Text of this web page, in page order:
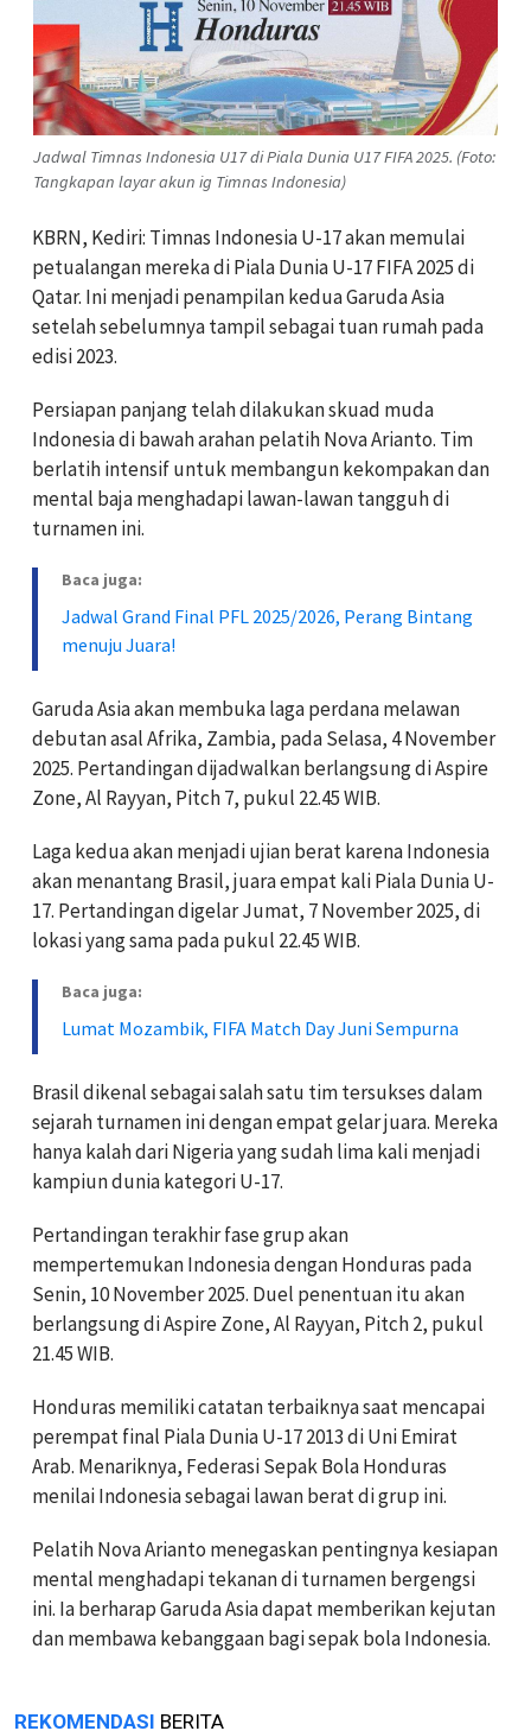
Jadwal Timnas Indonesia U17 di Piala Dunia U17 FIFA 2025. (Foto:
Tangkapan layar akun ig Timnas Indonesia)
KBRN, Kediri: Timnas Indonesia U-17 akan memulai
petualangan mereka di Piala Dunia U-17 FIFA 2025 di
Qatar. Ini menjadi penampilan kedua Garuda Asia
setelah sebelumnya tampil sebagai tuan rumah pada
edisi 2023.
Persiapan panjang telah dilakukan skuad muda
Indonesia di bawah arahan pelatih Nova Arianto. Tim
berlatih intensif untuk membangun kekompakan dan
mental baja menghadapi lawan-lawan tangguh di
turnamen ini.
Baca juga:
Jadwal Grand Final PFL 2025/2026, Perang Bintang
menuju Juara!
Garuda Asia akan membuka laga perdana melawan
debutan asal Afrika, Zambia, pada Selasa, 4 November
2025. Pertandingan dijadwalkan berlangsung di Aspire
Zone, Al Rayyan, Pitch 7, pukul 22.45 WIB.
Laga kedua akan menjadi ujian berat karena Indonesia
akan menantang Brasil, juara empat kali Piala Dunia U-
17. Pertandingan digelar Jumat, 7 November 2025, di
lokasi yang sama pada pukul 22.45 WIB.
Baca juga:
Lumat Mozambik, FIFA Match Day Juni Sempurna
Brasil dikenal sebagai salah satu tim tersukses dalam
sejarah turnamen ini dengan empat gelar juara. Mereka
hanya kalah dari Nigeria yang sudah lima kali menjadi
kampiun dunia kategori U-17.
Pertandingan terakhir fase grup akan
mempertemukan Indonesia dengan Honduras pada
Senin, 10 November 2025. Duel penentuan itu akan
berlangsung di Aspire Zone, Al Rayyan, Pitch 2, pukul
21.45 WIB.
Honduras memiliki catatan terbaiknya saat mencapai
perempat final Piala Dunia U-17 2013 di Uni Emirat
Arab. Menariknya, Federasi Sepak Bola Honduras
menilai Indonesia sebagai lawan berat di grup ini.
Pelatih Nova Arianto menegaskan pentingnya kesiapan
mental menghadapi tekanan di turnamen bergengsi
ini. Ia berharap Garuda Asia dapat memberikan kejutan
dan membawa kebanggaan bagi sepak bola Indonesia.
REKOMENDASI BERITA